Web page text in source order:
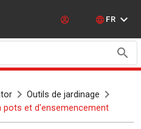
FR
Outils de jardinage
pots et d'ensemencement